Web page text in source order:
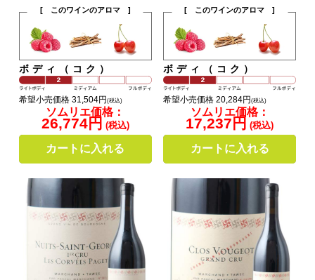
[ このワインのアロマ ]
ボディ（コク）
希望小売価格 31,504円 (税込)
ソムリエ価格：
26,774円 (税込)
カートに入れる
[ このワインのアロマ ]
ボディ（コク）
希望小売価格 20,284円(税込)
ソムリエ価格：
17,237円 (税込)
カートに入れる